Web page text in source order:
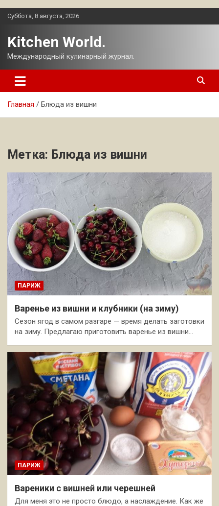
Перейти
Суббота, 8 августа, 2026
Kitchen World.
Международный кулинарный журнал.
Главная Блюда из вишни
Метка: Блюда из вишни
ПАРИЖ
Варенье из вишни и клубники (на зиму)
Сезон ягод в самом разгаре — время делать заготовки
на зиму. Предлагаю приготовить варенье из вишни…
ПАРИЖ
Вареники с вишней или черешней
Для меня это не просто блюдо, а наслаждение. Как же